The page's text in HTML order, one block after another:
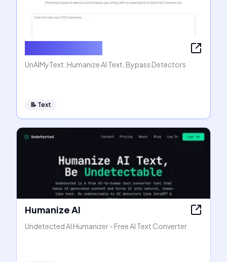
UnAIMyText: Humanize AI Text, Bypass Detectors
📝 Text
Humanize AI
Undetected AI Humanizer - Free AI Text Converter